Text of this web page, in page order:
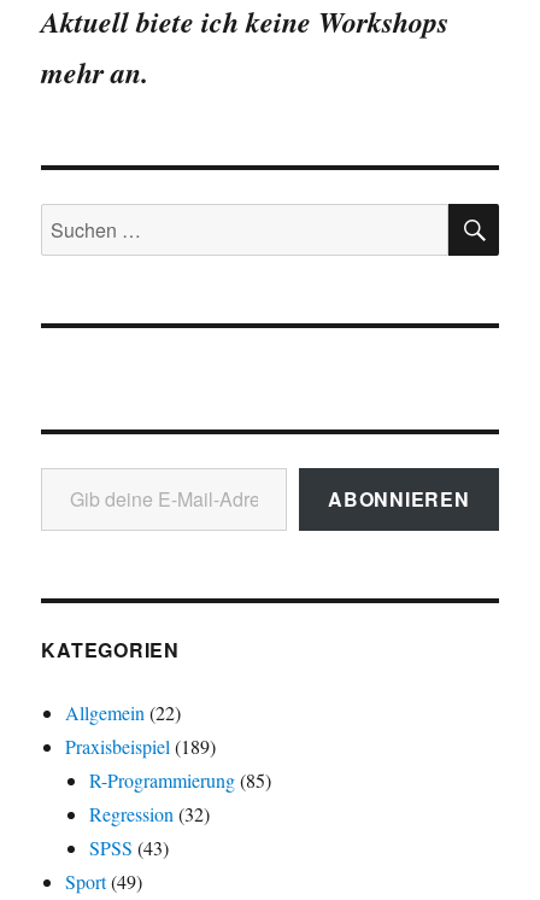
Aktuell biete ich keine Workshops
mehr an.
Suchen
nach:
Gib deine E-Mail-Adresse ein ...
ABONNIEREN
KATEGORIEN
Allgemein(22)
Praxisbeispiel(189)
R-Programmierung(85)
Regression(32)
SPSS (43)
Sport(49)